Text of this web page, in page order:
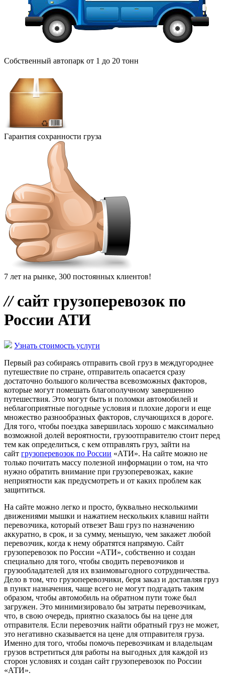
Собственный автопарк от 1 до 20 тонн
Гарантия сохранности груза
7 лет на рынке, 300 постоянных клиентов!
//сайт грузоперевозок по
России АТИ
Узнать стоимость услуги
Первый раз собираясь отправить свой груз в междугороднее
путешествие по стране, отправитель опасается сразу
достаточно большого количества всевозможных факторов,
которые могут помешать благополучному завершению
путешествия. Это могут быть и поломки автомобилей и
неблагоприятные погодные условия и плохие дороги и еще
множество разнообразных факторов, случающихся в дороге.
Для того, чтобы поездка завершилась хорошо с максимально
возможной долей вероятности, грузоотправителю стоит перед
тем как определиться, с кем отправлять груз, зайти на
сайт грузоперевозок по России «АТИ». На сайте можно не
только почитать массу полезной информации о том, на что
нужно обратить внимание при грузоперевозках, какие
неприятности как предусмотреть и от каких проблем как
защититься.
На сайте можно легко и просто, буквально несколькими
движениями мышки и нажатием нескольких клавиш найти
перевозчика, который отвезет Ваш груз по назначению
аккуратно, в срок, и за сумму, меньшую, чем закажет любой
перевозчик, когда к нему обратятся напрямую. Сайт
грузоперевозок по России «АТИ», собственно и создан
специально для того, чтобы сводить перевозчиков и
грузообладателей для их взаимовыгодного сотрудничества.
Дело в том, что грузоперевозчики, беря заказ и доставляя груз
в пункт назначения, чаще всего не могут подгадать таким
образом, чтобы автомобиль на обратном пути тоже был
загружен. Это минимизировало бы затраты перевозчикам,
что, в свою очередь, приятно сказалось бы на цене для
отправителя. Если перевозчик найти обратный груз не может,
это негативно сказывается на цене для отправителя груза.
Именно для того, чтобы помочь перевозчикам и владельцам
грузов встретиться для работы на выгодных для каждой из
сторон условиях и создан сайт грузоперевозок по России
«АТИ».